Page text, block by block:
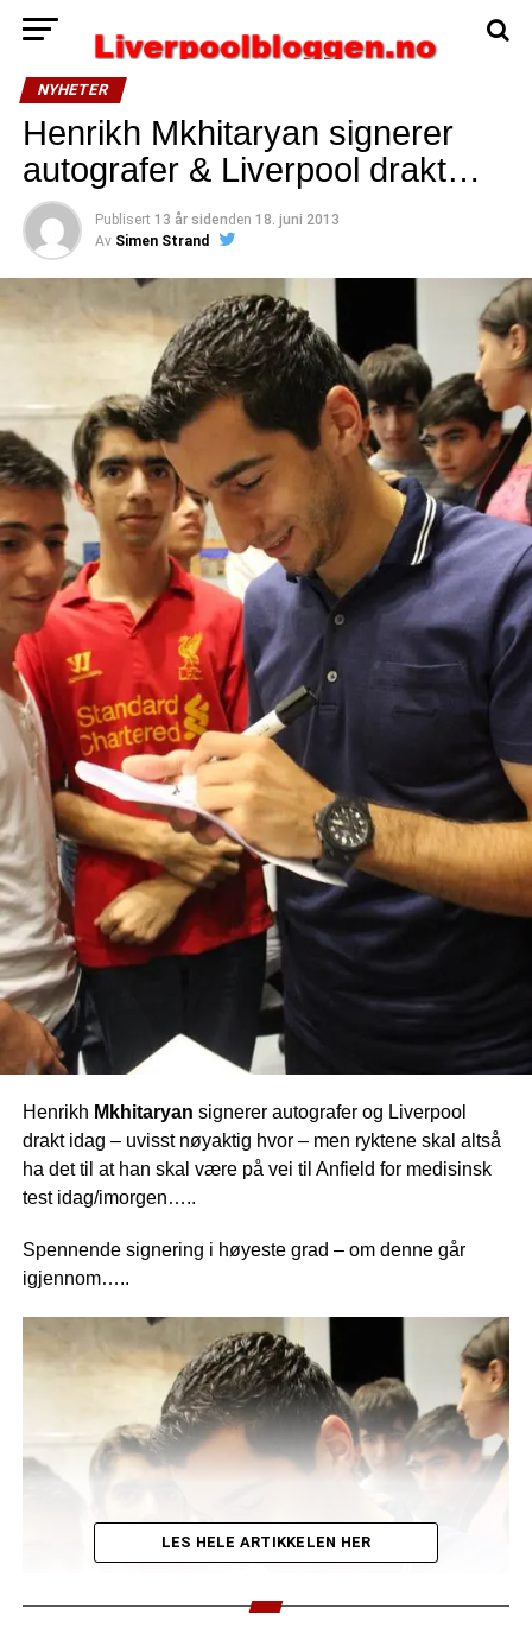
NYHETER
Henrikh Mkhitaryan signerer
autografer & Liverpool drakt…
Publisert 13 år sidenden 18. juni 2013
Av Simen Strand
Henrikh Mkhitaryan signerer autografer og Liverpool
drakt idag – uvisst nøyaktig hvor – men ryktene skal altså
ha det til at han skal være på vei til Anfield for medisinsk
test idag/imorgen…..
Spennende signering i høyeste grad – om denne går
igjennom…..
LES HELE ARTIKKELEN HER